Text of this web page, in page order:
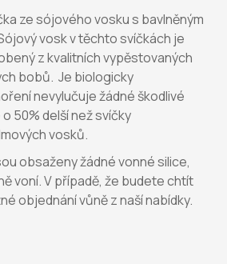
ze sójového vosku s bavlněným
vosk v těchto svíčkách je
z kvalitních vypěstovaných
bobů. Je biologicky
nevylučuje žádné škodlivé
50% delší než svíčky
vosků.
obsaženy žádné vonné silice,
voní. V případě, že budete chtít
objednání vůně z naší nabídky.